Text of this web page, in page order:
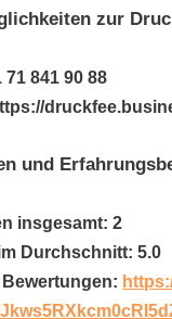
zur
841 90 88
und
insgesamt: 2
Durchschnitt: 5.0